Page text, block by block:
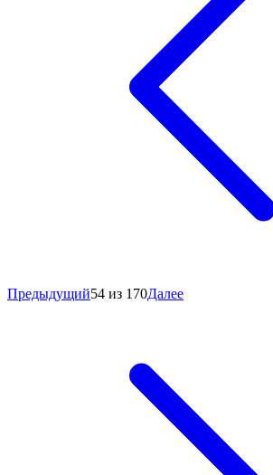
Предыдущий54 из 170Далее